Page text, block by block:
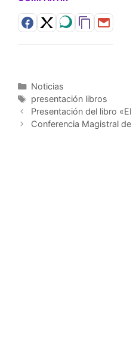
Noticias
presentación libros
Presentación del libro
Conferencia Magistral